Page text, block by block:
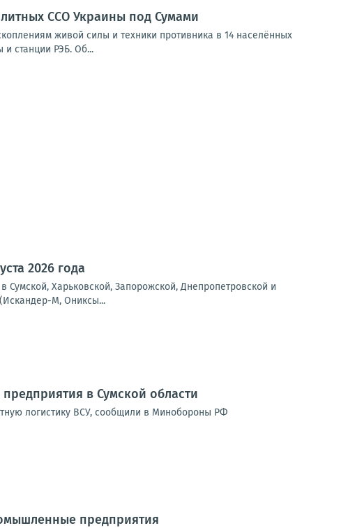
ССО Украины под Сумами
живой силы и техники противника в 14 населённых
и станции РЭБ. Об...
2026 года
Харьковской, Запорожской, Днепропетровской и
М, Ониксы...
в Сумской области
логистику ВСУ, сообщили в Минобороны РФ
предприятия